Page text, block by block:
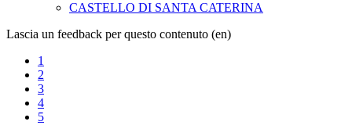
CASTELLO DI SANTA CATERINA
Lascia un feedback per questo contenuto (en)
1
2
3
4
5